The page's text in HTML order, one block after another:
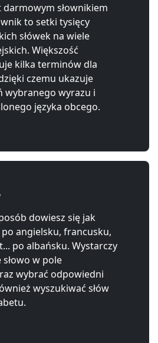
słownikiem
to setki tysięcy
słówek na wiele
Większość
kilka terminów dla
czemu ukazuje
wybranego wyrazu i
języka obcego.
dowiesz się jak
angielsku, francusku,
po albańsku. Wystarczy
w pole
wybrać odpowiedni
wyszukiwać słów